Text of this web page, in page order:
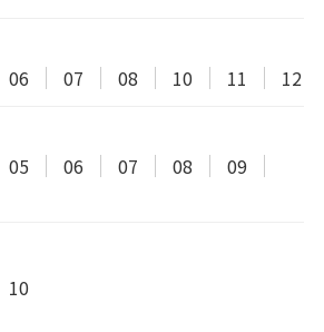
06 07 08 10 11 12
05 06 07 08
09
10